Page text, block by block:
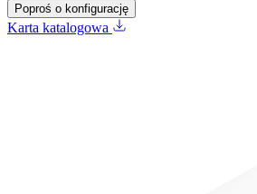
Poproś o konfigurację
Karta katalogowa